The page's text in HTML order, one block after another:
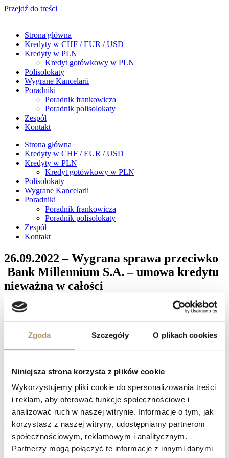
Zgoda Szczegóły O plikach cookies
Niniejsza strona korzysta z plików cookie
Wykorzystujemy pliki cookie do spersonalizowania treści
i reklam, aby oferować funkcje społecznościowe i
analizować ruch w naszej witrynie. Informacje o tym, jak
korzystasz z naszej witryny, udostępniamy partnerom
społecznościowym, reklamowym i analitycznym.
Partnerzy mogą połączyć te informacje z innymi danymi
Przejdź do treści
Strona główna
Kredyty w CHF / EUR / USD
Kredyty w PLN
Kredyt gotówkowy w PLN
Polisolokaty
Wygrane Kancelarii
Poradniki
Poradnik frankowicza
Poradnik polisolokaty
Zespół
Kontakt
Strona główna
Kredyty w CHF / EUR / USD
Kredyty w PLN
Kredyt gotówkowy w PLN
Polisolokaty
Wygrane Kancelarii
Poradniki
Poradnik frankowicza
Poradnik polisolokaty
Zespół
Kontakt
26.09.2022 – Wygrana sprawa przeciwko
Bank Millennium S.A. – umowa kredytu
nieważna w całości
Sąd Okręgowy w Gdańsku I Wydział Cywilny , referent SSR
kredytu zawarta z Bank Millennium S.A. w 2007 r. nie istnieje z
powodów kwotę 6434 PLN tytułem zwrotu kosztów procesu, w
Facebook
Twitter
LinkedIn
Prev21.09.2022 – Wygrana sprawa przeciwko Getin Noble Bank
S.A. – umowa kredytu nieważna w całości
26.09.2022 – Wygrana sprawa przeciwko Bank BPH S.A. –
umowa kredytu nieważna w całościNastępny